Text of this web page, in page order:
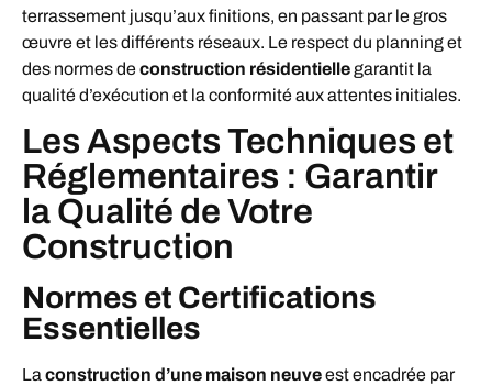
terrassement jusqu’aux finitions, en passant par le gros
œuvre et les différents réseaux. Le respect du planning et
des normes deconstruction résidentiellegarantit la
qualité d’exécution et la conformité aux attentes initiales.
Les Aspects Techniques et
Réglementaires : Garantir
la Qualité de Votre
Construction
Normes et Certifications
Essentielles
La construction d’une maison neuveest encadrée par